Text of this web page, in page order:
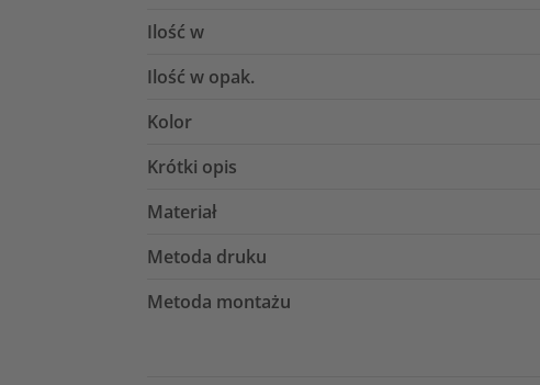
Ilość w
Ilość w opak.
Kolor
Krótki opis
Materiał
Metoda druku
Metoda montażu